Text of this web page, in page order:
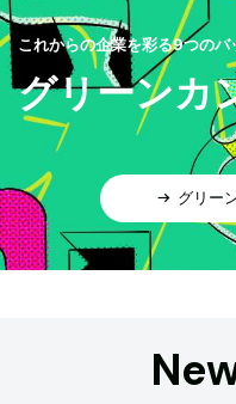
これからの企業を彩る9つのバ
グリーンカ
グリー